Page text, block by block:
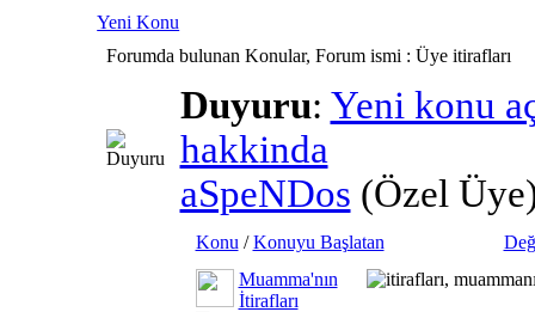
Yeni Konu
Forumda bulunan Konular, Forum ismi : Üye itirafları
Duyuru: Yeni konu
hakkinda
aSpeNDos (Özel
Konu /Konuyu Başlatan
Muamma'nın
İtirafları